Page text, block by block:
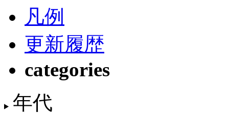
凡例
更新履歴
categories
年代